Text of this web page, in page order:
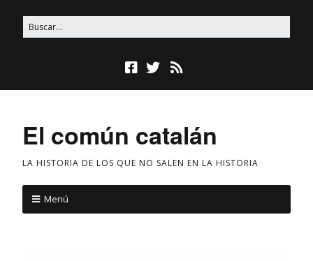
El común catalán
LA HISTORIA DE LOS QUE NO SALEN EN LA HISTORIA
Menú